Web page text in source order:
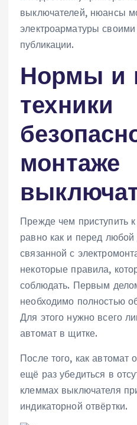
выключателей, нюансы
электроарматуры
публикации.
Нормы и
техники
монтаже
Прежде чем приступить
равно как и перед любой
связанной с
некоторые правила,
соблюдать. Первым
необходимо полностью
Для этого нужно всего
автомат в щитке.
После того, как автомат
ещё раз убедиться в
клеммах выключателя
индикаторной отвёртки.